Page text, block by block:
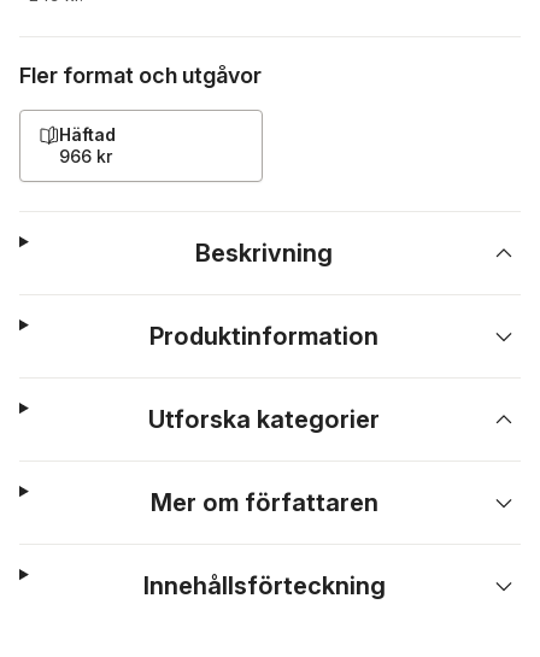
Fler format och utgåvor
Häftad
966 kr
Beskrivning
Produktinformation
Utforska kategorier
Mer om författaren
Innehållsförteckning